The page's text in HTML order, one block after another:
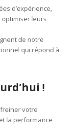
d’expérience,
optimiser leurs
de notre
qui répond à
!
votre
la performance